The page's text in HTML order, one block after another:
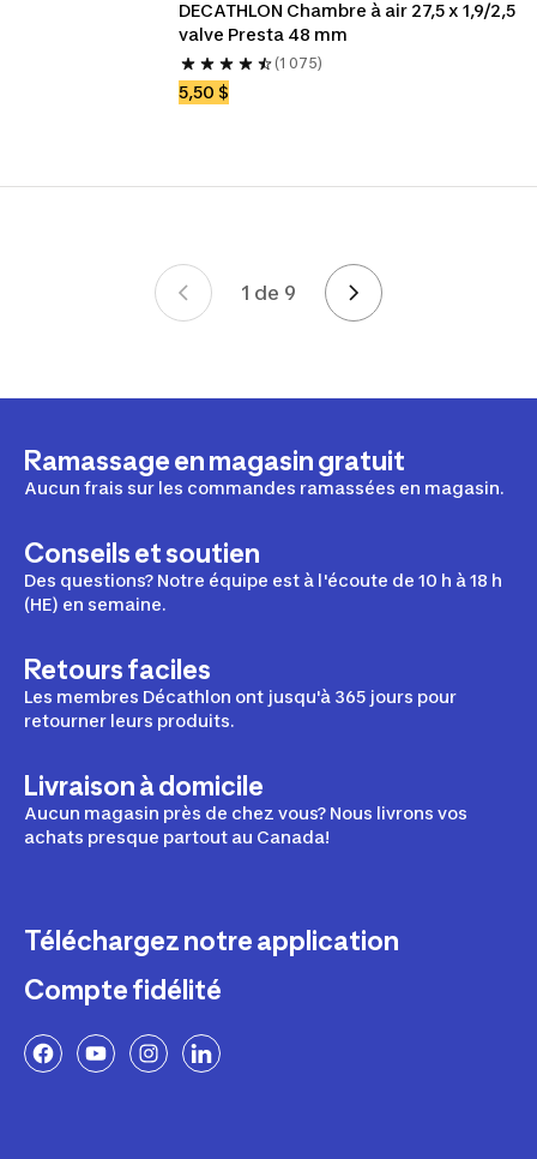
DECATHLON Chambre à air 27,5 x 1,9/2,5
valve Presta 48 mm
(1 075)
5,50 $
1 de 9Page 1 de 9
Ramassage en magasin gratuit
Aucun frais sur les commandes ramassées en magasin.
Conseils et soutien
Des questions? Notre équipe est à l'écoute de 10 h à 18 h
(HE) en semaine.
Retours faciles
Les membres Décathlon ont jusqu'à 365 jours pour
retourner leurs produits.
Livraison à domicile
Aucun magasin près de chez vous? Nous livrons vos
achats presque partout au Canada!
Téléchargez notre application
Compte fidélité